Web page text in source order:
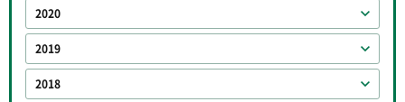
2020
2019
2018